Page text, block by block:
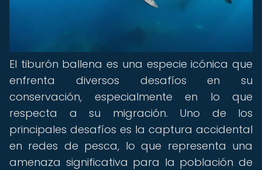
El tiburón ballena es una especie icónica que
enfrenta diversos desafíos en su
conservación, especialmente en lo que
respecta a su migración. Uno de los
principales desafíos es la captura accidental
en redes de pesca, lo que representa una
amenaza significativa para la población de